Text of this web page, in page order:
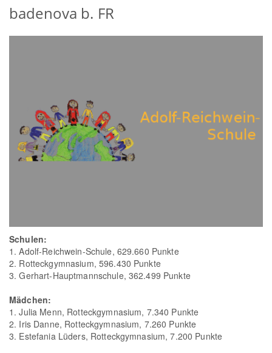
badenova b. FR
Schulen:
1. Adolf-Reichwein-Schule, 629.660 Punkte
2. Rotteckgymnasium, 596.430 Punkte
3. Gerhart-Hauptmannschule, 362.499 Punkte
Mädchen:
1. Julia Menn, Rotteckgymnasium, 7.340 Punkte
2. Iris Danne, Rotteckgymnasium, 7.260 Punkte
3. Estefania Lüders, Rotteckgymnasium, 7.200 Punkte